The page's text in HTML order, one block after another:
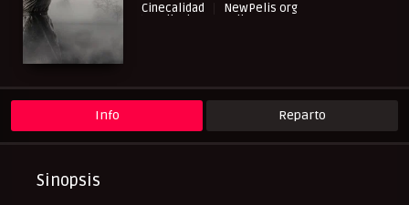
Cinecalidad
NewPelis org
Peliculas Castellano
Verpeliculasultra
Info Reparto
Sinopsis